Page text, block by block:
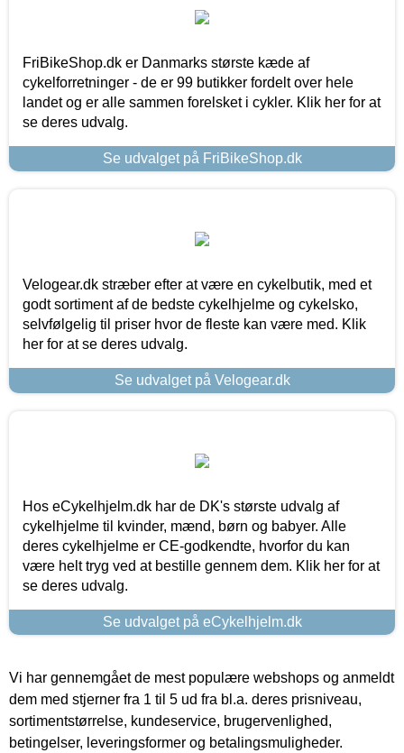
FriBikeShop.dk er Danmarks største kæde af
cykelforretninger - de er 99 butikker fordelt over hele
landet og er alle sammen forelsket i cykler. Klik her for at
se deres udvalg.
Se udvalget på FriBikeShop.dk
Velogear.dk stræber efter at være en cykelbutik, med et
godt sortiment af de bedste cykelhjelme og cykelsko,
selvfølgelig til priser hvor de fleste kan være med. Klik
her for at se deres udvalg.
Se udvalget på Velogear.dk
Hos eCykelhjelm.dk har de DK's største udvalg af
cykelhjelme til kvinder, mænd, børn og babyer. Alle
deres cykelhjelme er CE-godkendte, hvorfor du kan
være helt tryg ved at bestille gennem dem. Klik her for at
se deres udvalg.
Se udvalget på eCykelhjelm.dk
Vi har gennemgået de mest populære webshops og anmeldt
dem med stjerner fra 1 til 5 ud fra bl.a. deres prisniveau,
sortimentstørrelse, kundeservice, brugervenlighed,
betingelser, leveringsformer og betalingsmuligheder.